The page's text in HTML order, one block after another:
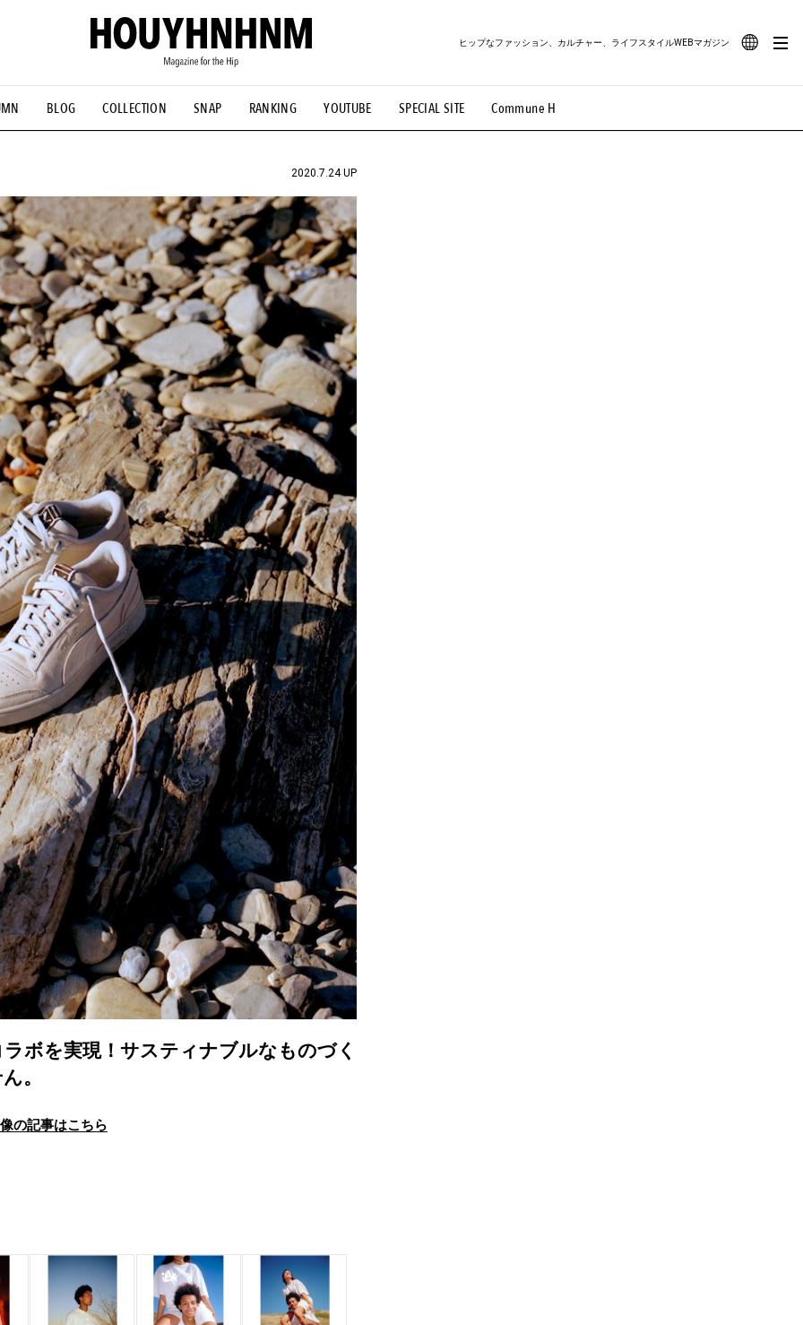
BLOG COLLECTION SNAP RANKING YOUTUBE SPECIAL SITE Commune H
ヒップなファッション、カルチャー、ライフスタイルWEBマガジン
#古着サミット #NEW VINTAGE #マイナーグッド図鑑 #路地裏てぃーん。 #MONTHLY JOURNAL
#FOCUS IT #AH.H #ととけん #FASHION #MUSIC #MOVIE #LIFESTYLE #SNEAKER #OUTDOOR
2020.7.24 UP
ボを実現！サスティナブルなものづく
。
の記事はこちら